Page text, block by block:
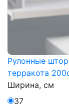
Рулонные
терракота
Ширина, см
37